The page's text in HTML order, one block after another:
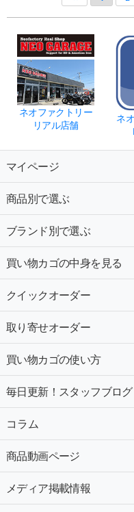
ネオファクトリー
リアル店舗
ネ
マイページ
商品別で選ぶ
ブランド別で選ぶ
買い物カゴの中身を見る
クイックオーダー
取り寄せオーダー
買い物カゴの使い方
毎日更新！スタッフブログ
コラム
商品動画ページ
メディア掲載情報